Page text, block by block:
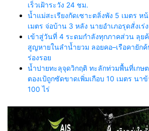
เร็วเฝ้าระวัง 24 ชม.
น้ำแม่สะเรียงกัดเซาะตลิ่งพัง 5 เมตร ห
เมตร จ่อบ้าน 3 หลัง นายอำเภอรุดสั่งเร่
เข้าสู่วันที่ 4 ระดมกำลังทุกภาคส่วน ลุย
สูญหายในลำน้ำยวม ลอยคอ–เรือคายัก
ร่องรอย
น้ำปายทะลุจุดวิกฤติ ทะลักท่วมพื้นที่เกษ
ตองเป้ถูกซัดขาดเพิ่มเกือบ 10 เมตร นา
100 ไร่